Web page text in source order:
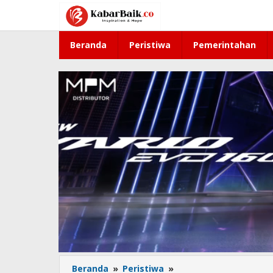
konten
Beranda Peristiwa Pemerintahan
Beranda » Peristiwa »